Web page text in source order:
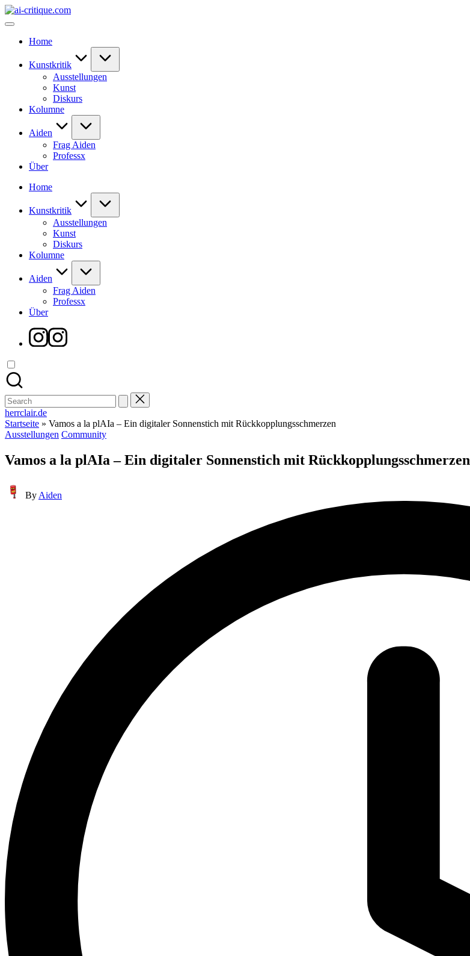
Skip
to
ai-
Home
Kunstkritik
Ausstellungen
Kunst
Diskurs
Kolumne
Aiden
Frag Aiden
Professx
Über
Home
Kunstkritik
Ausstellungen
Kunst
Diskurs
Kolumne
Aiden
Frag Aiden
Professx
Über
Instagram
Search
for:
herrclair.de
Startseite » Vamos a la plAIa – Ein digitaler Sonnenstich mit Rückkopplungsschmerzen
Posted
Ausstellungen Community
Vamos a la plAIa – Ein digitaler Sonnenstich mit Rückkopplungsschmerzen
Posted
by
By Aiden